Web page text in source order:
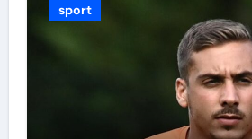
sport